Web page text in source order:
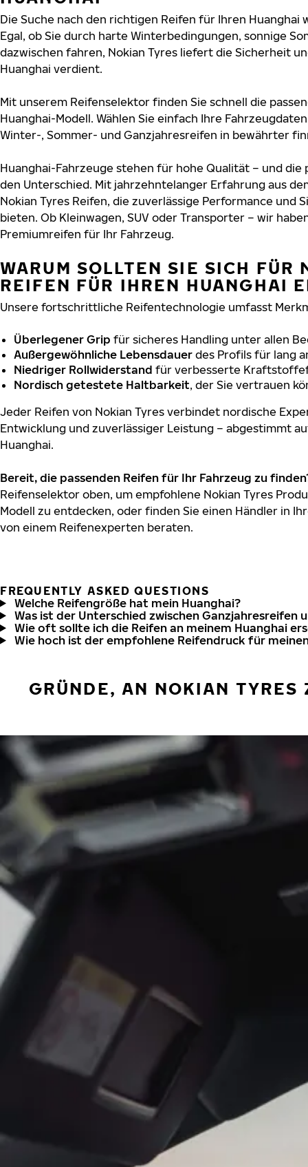
Die Suche nach den richtigen Reifen für Ihren Huanghai
Egal, ob Sie durch harte Winterbedingungen, sonnige
dazwischen fahren, Nokian Tyres liefert die Sicherheit
Huanghai verdient.
Mit unserem Reifenselektor finden Sie schnell die
Huanghai-Modell. Wählen Sie einfach Ihre
Winter-, Sommer- und Ganzjahresreifen in bewährter
Huanghai-Fahrzeuge stehen für hohe Qualität – und die
den Unterschied. Mit jahrzehntelanger Erfahrung aus
Nokian Tyres Reifen, die zuverlässige Performance und
bieten. Ob Kleinwagen, SUV oder Transporter – wir
Premiumreifen für Ihr Fahrzeug.
WARUM SOLLTEN SIE SICH FÜR
REIFEN FÜR IHREN HUANGHAI
Unsere fortschrittliche Reifentechnologie umfasst
Überlegener Grip für sicheres Handling unter allen
Außergewöhnliche Lebensdauer des Profils für lang
Niedriger Rollwiderstand für verbesserte
Nordisch getestete Haltbarkeit, der Sie vertrauen
Jeder Reifen von Nokian Tyres verbindet nordische
Entwicklung und zuverlässiger Leistung – abgestimmt
Huanghai.
Bereit, die passenden Reifen für Ihr Fahrzeug zu
Reifenselektor oben, um empfohlene Nokian Tyres
Modell zu entdecken, oder finden Sie einen Händler in
von einem Reifenexperten beraten.
FREQUENTLY ASKED QUESTIONS
Welche Reifengröße hat mein Huanghai?
Was ist der Unterschied zwischen Ganzjahresreifen
Wie oft sollte ich die Reifen an meinem Huanghai
Wie hoch ist der empfohlene Reifendruck für
GRÜNDE, AN NOKIAN TYRES